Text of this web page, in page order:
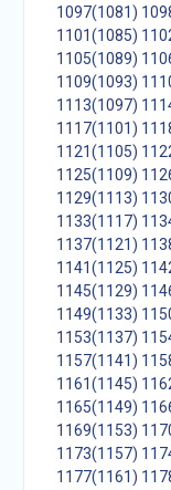
1097(1081)
1101(1085)
1105(1089)
1109(1093)
1113(1097)
1117(1101)
1121(1105)
1125(1109)
1129(1113)
1133(1117)
1137(1121)
1141(1125)
1145(1129)
1149(1133)
1153(1137)
1157(1141)
1161(1145)
1165(1149)
1169(1153)
1173(1157)
1177(1161)